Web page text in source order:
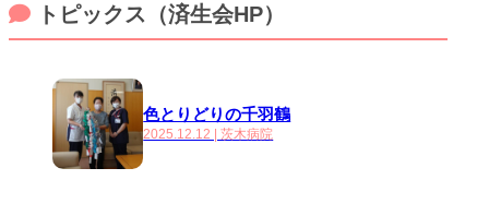
トピックス（済生会HP）
色とりどりの千羽鶴
2025.12.12 | 茨木病院